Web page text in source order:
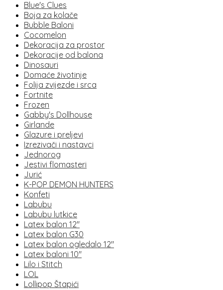
Blue's Clues
Boja za kolače
Bubble Baloni
Cocomelon
Dekoracija za prostor
Dekoracije od balona
Dinosauri
Domaće životinje
Folija zvijezde i srca
Fortnite
Frozen
Gabby's Dollhouse
Girlande
Glazure i preljevi
Izrezivači i nastavci
Jednorog
Jestivi flomasteri
Jurić
K-POP DEMON HUNTERS
Konfeti
Labubu
Labubu lutkice
Latex balon 12"
Latex balon G30
Latex balon ogledalo 12"
Latex baloni 10"
Lilo i Stitch
LOL
Lollipop Štapići